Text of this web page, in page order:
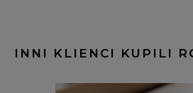
INNI KLIENCI KUPILI